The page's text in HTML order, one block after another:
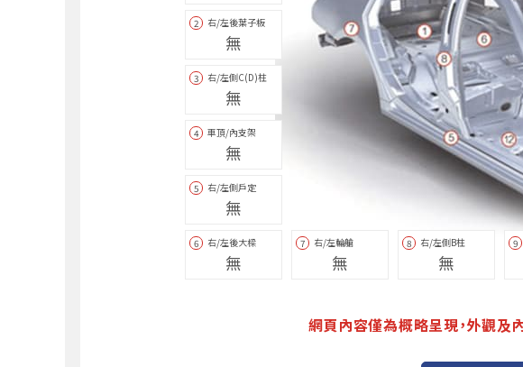
2 右/左後葉子板
無
3 右/左側C(D)柱
無
4 車頂/內支架
無
5 右/左側戶定
無
6 右/左後大樑
無
7 右/左輪艙
無
8 右/左側B柱
無
9
網頁內容僅為概略呈現，外觀及